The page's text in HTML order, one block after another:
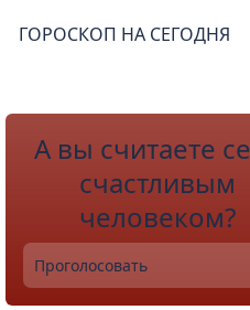
ГОРОСКОП НА СЕГОДНЯ
А вы считаете
счастливым
человеком?
Проголосовать